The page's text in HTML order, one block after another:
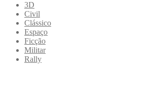
3D
Civil
Clássico
Espaço
Ficção
Militar
Rally